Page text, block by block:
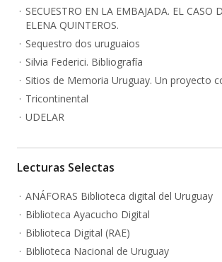
SECUESTRO EN LA EMBAJADA. EL CASO
ELENA QUINTEROS.
Sequestro dos uruguaios
Silvia Federici. Bibliografía
Sitios de Memoria Uruguay. Un proyecto
Tricontinental
UDELAR
Lecturas Selectas
ANÁFORAS Biblioteca digital del Uruguay
Biblioteca Ayacucho Digital
Biblioteca Digital (RAE)
Biblioteca Nacional de Uruguay